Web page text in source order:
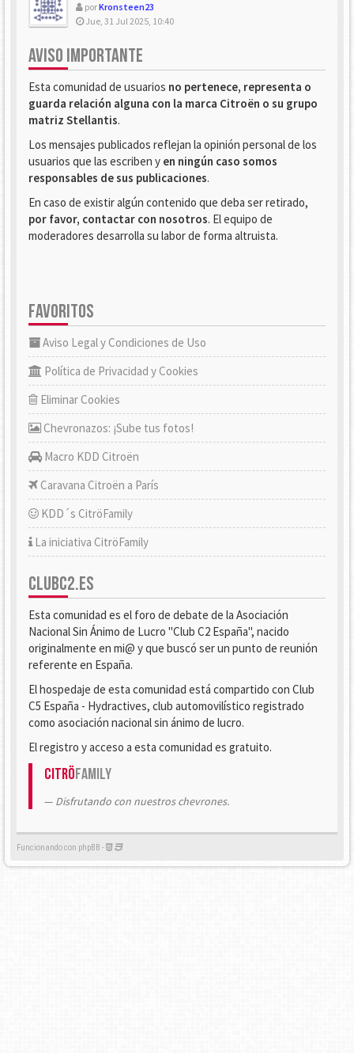
porKronsteen23
Jue, 31 Jul 2025, 10:40
AVISO IMPORTANTE
Esta comunidad de usuarios no pertenece, representa o
guarda relación alguna con la marca Citroën o su grupo
matriz Stellantis.
Los mensajes publicados reflejan la opinión personal de los
usuarios que las escriben y en ningún caso somos
responsables de sus publicaciones.
En caso de existir algún contenido que deba ser retirado,
por favor, contactar con nosotros. El equipo de
moderadores desarrolla su labor de forma altruista.
FAVORITOS
Aviso Legal y Condiciones de Uso
Política de Privacidad y Cookies
Eliminar Cookies
Chevronazos: ¡Sube tus fotos!
Macro KDD Citroën
Caravana Citroën a París
KDD´s CitröFamily
La iniciativa CitröFamily
CLUBC2.ES
Esta comunidad es el foro de debate de la Asociación
Nacional Sin Ánimo de Lucro "Club C2 España", nacido
originalmente en mi@ y que buscó ser un punto de reunión
referente en España.
El hospedaje de esta comunidad está compartido con Club
C5 España - Hydractives, club automovilístico registrado
como asociación nacional sin ánimo de lucro.
El registro y acceso a esta comunidad es gratuito.
CitröFamily
Disfrutando con nuestros chevrones.
Funcionando con phpBB -